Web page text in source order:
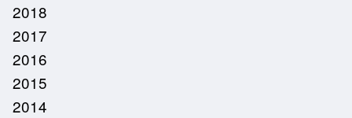
2018
2017
2016
2015
2014